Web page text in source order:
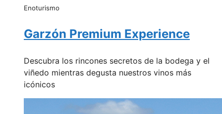
Enoturismo
Garzón Premium Experience
Descubra los rincones secretos de la bodega y el
viñedo mientras degusta nuestros vinos más
icónicos